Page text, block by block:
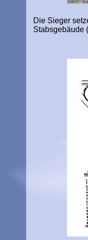
Die Sieger
Stabsgebäude